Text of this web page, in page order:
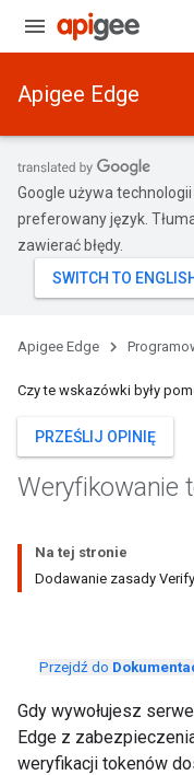
Apigee Edge
Google używa
preferowany język.
zawierać błędy.
Apigee Edge
Czy te wskazówki były
PRZEŚLIJ OPINIĘ
Weryfikowanie
Na tej stronie
Dodawanie zasady
Przejdź do
Gdy wywołujesz
Edge z
weryfikacji tokenów